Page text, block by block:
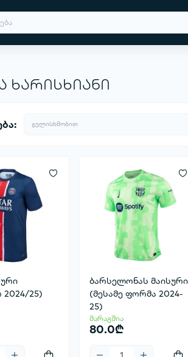
2024/25)
ბარსელონას მაისური
(მესამე ფორმა 2024-
25)
მარაგშია
80.0₾